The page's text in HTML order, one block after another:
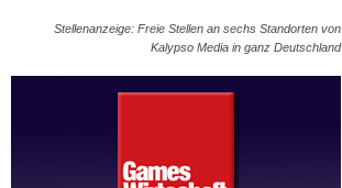
Stellenanzeige: Freie Stellen an sechs Standorten von
Kalypso Media in ganz Deutschland